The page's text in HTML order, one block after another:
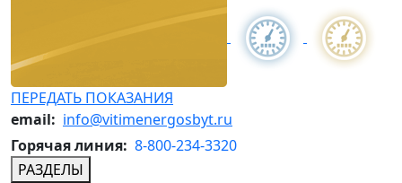
ПЕРЕДАТЬ ПОКАЗАНИЯ
email: info@vitimenergosbyt.ru
Горячая линия: 8-800-234-3320
РАЗДЕЛЫ